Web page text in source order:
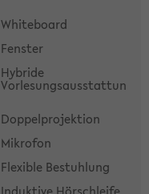
Whiteboard
Fenster
Hybride
Vorlesungsausstattun
Doppelprojektion
Mikrofon
Flexible Bestuhlung